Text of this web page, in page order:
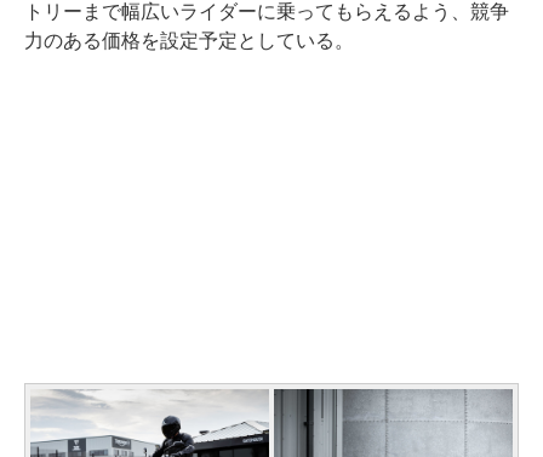
トリーまで幅広いライダーに乗ってもらえるよう、競争
力のある価格を設定予定としている。